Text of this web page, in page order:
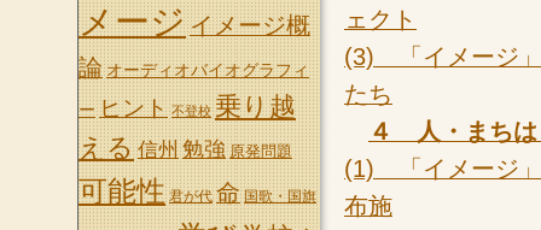
ェクト
(3) 「イメージ
たち
４ 人・まちは
(1) 「イメージ
布施
メージ イメージ概
論 オーディオバイオグラフィ
ー ヒント 不登校 乗り越
える信州 勉強 原発問題
可能性 君が代 命 国歌・国旗